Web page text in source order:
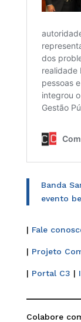
Banda
evento
| Fale
| Projeto
| Portal C3 |
Colabore